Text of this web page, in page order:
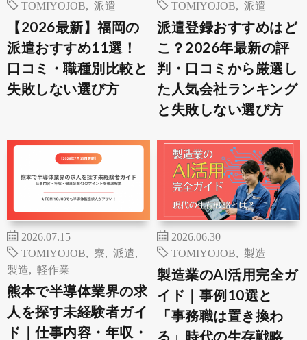
TOMIYOJOB
派遣
【2026最新】福岡の
派遣おすすめ11選！
口コミ・職種別比較と
失敗しない選び方
TOMIYOJOB
派遣
派遣登録おすすめはど
こ？2026年最新の評
判・口コミから厳選し
た人気会社ランキング
と失敗しない選び方
2026.07.15
TOMIYOJOB
寮 派遣
製造
軽作業
熊本で半導体業界の求
人を探す未経験者ガイ
ド｜仕事内容・年収・
2026.06.30
TOMIYOJOB
製造
製造業のAI活用完全ガ
イド｜事例10選と
「事務職は置き換わ
る」時代の生存戦略